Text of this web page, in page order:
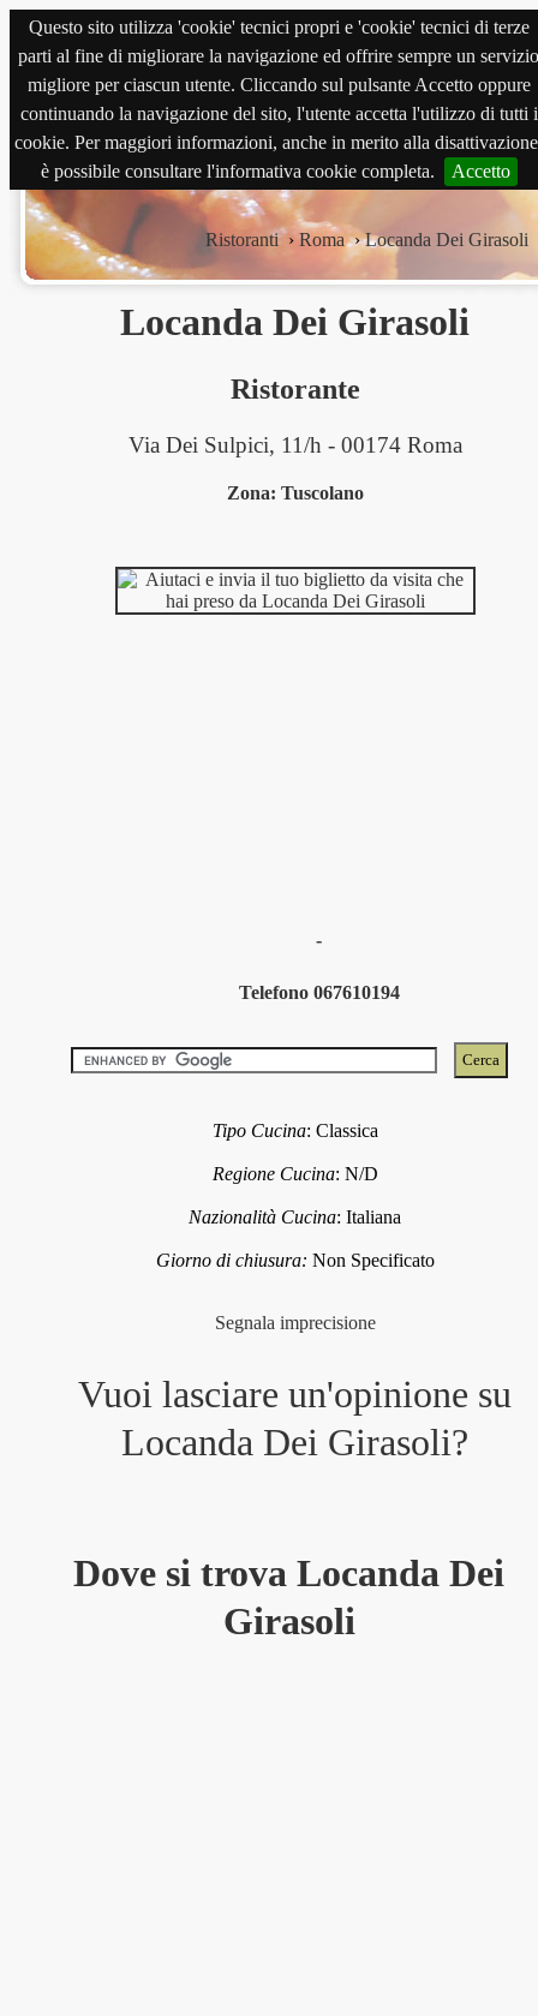
Questo sito utilizza 'cookie' tecnici propri e 'cookie' tecnici di terze
parti al fine di migliorare la navigazione ed offrire sempre un servizio
migliore per ciascun utente. Cliccando sul pulsante Accetto oppure
continuando la navigazione del sito, l'utente accetta l'utilizzo di tutti i
cookie. Per maggiori informazioni, anche in merito alla
è possibile consultare l'informativa cookie completa.
Accetto
magnabene.com
Ristoranti › Roma ›Locanda Dei Girasoli
Locanda Dei Girasoli
Ristorante
Via Dei Sulpici, 11/h - 00174 Roma
Zona: Tuscolano
-
Telefono 067610194
Tipo Cucina: Classica
Regione Cucina: N/D
Nazionalità Cucina:Italiana
Giorno di chiusura: Non Specificato
Segnala imprecisione
Vuoi lasciare un'opinione su
Locanda Dei Girasoli?
Dove si trova Locanda Dei
Girasoli